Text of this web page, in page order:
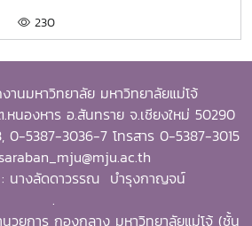
ผลกระทบอย่างเป็นรูปธรรมต่อการ
ง ครบรอบ 60 ปีของ SEARCA ซึ่งเป็น
ใต้ the Southeast Asian Ministers
และมีบทบาทสำคัญในการพัฒนา
มการศึกษาและการวิจัย ตลอดจนสร้าง
พื่อการพัฒนาการเกษตรและชนบทใน
มหาวิทยาลัยด้านการเกษตรรอง
ในกิจกรรม “จิตอาสาพัฒนาภูมิทัศน์
อกาสวันเฉลิมพระชนมพรรษา 28
งสนับสนุนโครงการ “ชาวเชียงใหม่ปลูก
ยวสู่ชุมชน” แก่ผู้เข้าร่วมกิจกรรมและ
| 230
านมหาวิทยาลัย มหาวิทยาลัยแม่โจ้
นองหาร อ.สันทราย จ.เชียงใหม่ 50290
0-5387-3036-7 โทรสาร 0-5387-3015
: นางลัดดาวรรณ บำรุงกาญจน์
.
วยการ กองกลาง มหาวิทยาลัยแม่โจ้ (ชั้น